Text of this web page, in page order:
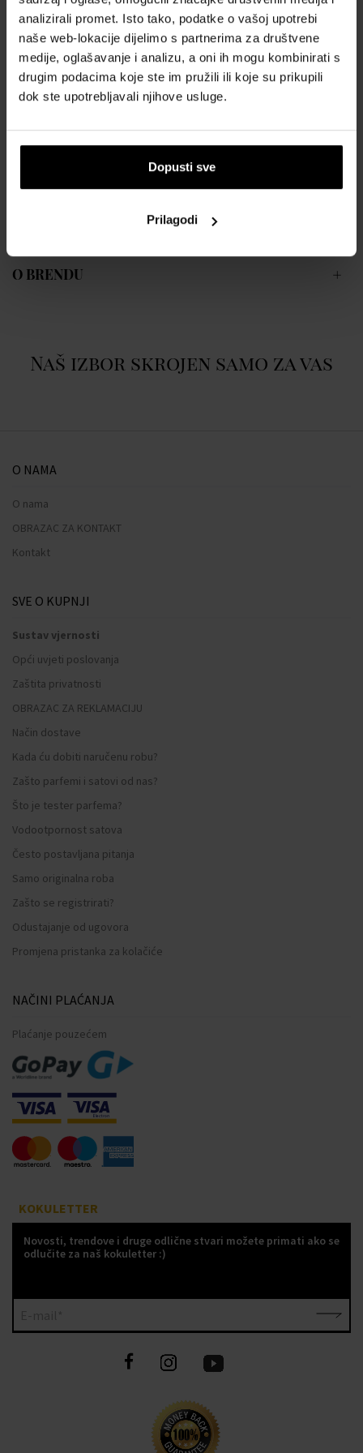
analizirali promet. Isto tako, podatke o vašoj upotrebi
naše web-lokacije dijelimo s partnerima za društvene
medije, oglašavanje i analizu, a oni ih mogu kombinirati s
drugim podacima koje ste im pružili ili koje su prikupili
dok ste upotrebljavali njihove usluge.
Dopusti sve
Prilagodi
i za svakodnevnu upotrebu i za večernje izlaske, naglašavajući
karizmu i individualnost muškarca koji ga nosi. To je kompozicija koja
spaja modernost s klasičnom elegancijom.Napomena:
Predstavljeni proizvod je u verziji: Tester Testeri su punopravne,
originalne verzije proizvoda koje se razlikuju od klasičnih verzija
ili bijele boje, koje nude proizvođači određenih marki. Događa se da
nemaju kutiju. Boca parfema se ne razlikuje od one u klasičnoj
verziji proizvoda, ali možda neće imati čep na atomizeru. Na boci i
kutiji može biti natpis.
O BRENDU
Naš izbor skrojen samo za vas
O NAMA
O nama
OBRAZAC ZA KONTAKT
Kontakt
SVE O KUPNJI
Sustav vjernosti
Opći uvjeti poslovanja
Zaštita privatnosti
OBRAZAC ZA REKLAMACIJU
Način dostave
Kada ću dobiti naručenu robu?
Zašto parfemi i satovi od nas?
Što je tester parfema?
Vodootpornost satova
Često postavljana pitanja
Samo originalna roba
Zašto se registrirati?
Odustajanje od ugovora
Promjena pristanka za kolačiće
NAČINI PLAĆANJA
Plaćanje pouzećem
KOKULETTER
Novosti, trendove i druge odlične stvari možete primati ako se
odlučite za naš kokuletter :)